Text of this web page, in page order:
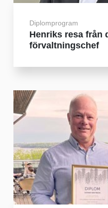
Diplomprogram
Henriks resa från
förvaltningschef